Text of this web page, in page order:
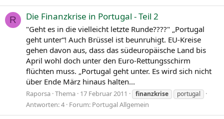
R Die Finanzkrise in Portugal - Teil 2
"Geht es in die vielleicht letzte Runde????" „Portugal
geht unter“! Auch Brüssel ist beunruhigt. EU-Kreise
gehen davon aus, dass das südeuropäische Land bis
April wohl doch unter den Euro-Rettungsschirm
flüchten muss. „Portugal geht unter. Es wird sich nicht
über Ende März hinaus halten...
Raporsa Thema 17 Februar 2011 finanzkrise portugal
Antworten: 4 Forum: Portugal Allgemein